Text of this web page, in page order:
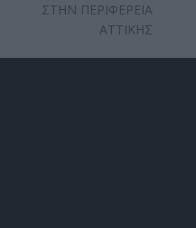
ΣΤΗΝ ΠΕΡΙΦΕΡΕΙΑ
ΑΤΤΙΚΗΣ